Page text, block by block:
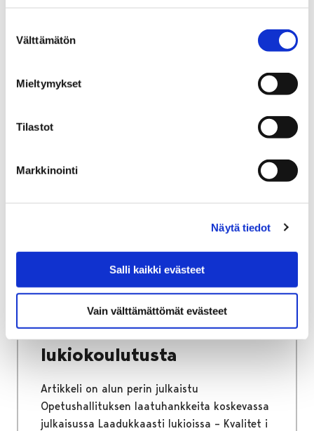
valinta
Välttämätön
Mieltymykset
Tilastot
Markkinointi
Näytä tiedot
Salli kaikki evästeet
Vain välttämättömät evästeet
työpaikat
linkistä, joka ohjautuu Kuntarekryyn.
Etusivu
Kehittämishankkeet
Päättyneet hankkeet
Priima
Hanke kirjoihin ja kansiin:
Priima – entistä
laadukkaampaa
lukiokoulutusta
Artikkeli on alun perin julkaistu
Opetushallituksen laatuhankkeita koskevassa
julkaisussa Laadukkaasti lukioissa – Kvalitet i